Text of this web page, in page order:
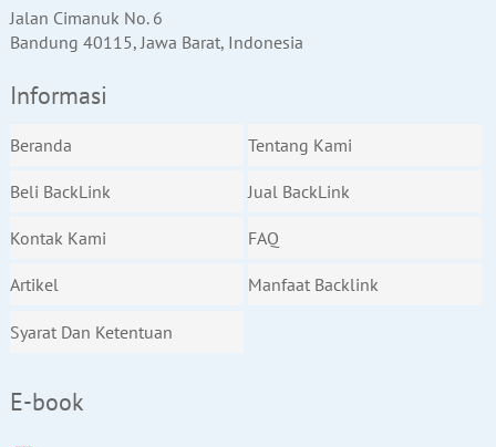
Jalan Cimanuk No. 6
Bandung 40115, Jawa Barat, Indonesia
Informasi
Beranda Tentang Kami
Beli BackLink Jual BackLink
Kontak Kami FAQ
Artikel Manfaat Backlink
Syarat Dan Ketentuan
E-book